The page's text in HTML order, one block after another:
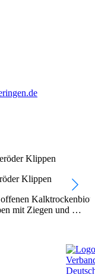
Klippen
mit Ziegen und …